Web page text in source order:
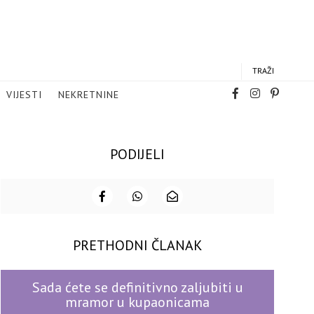
TRAŽI
VIJESTI NEKRETNINE
PODIJELI
PRETHODNI ČLANAK
Sada ćete se definitivno zaljubiti u
mramor u kupaonicama